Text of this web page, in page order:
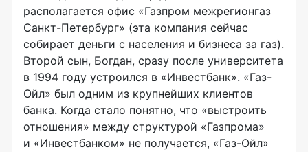
располагается офис «Газпром межрегионгаз
Санкт-Петербург» (эта компания сейчас
собирает деньги с населения и бизнеса за газ).
Второй сын, Богдан, сразу после университета
в 1994 году устроился в «Инвестбанк». «Газ-
Ойл» был одним из крупнейших клиентов
банка. Когда стало понятно, что «выстроить
отношения» между структурой «Газпрома»
и «Инвестбанком» не получается, «Газ-Ойл»